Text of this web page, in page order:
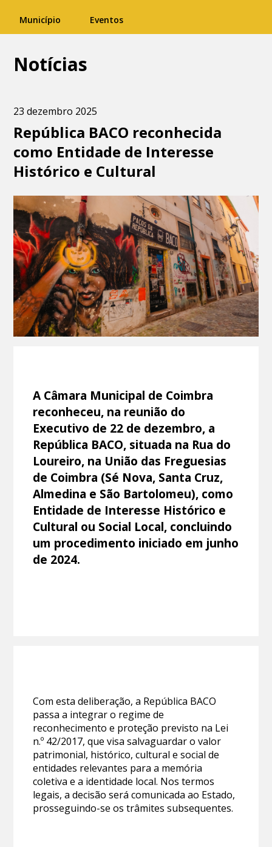
Município Eventos
Notícias
23 dezembro 2025
República BACO reconhecida
como Entidade de Interesse
Histórico e Cultural
A Câmara Municipal de Coimbra
reconheceu, na reunião do
Executivo de 22 de dezembro, a
República BACO, situada na Rua do
Loureiro, na União das Freguesias
de Coimbra (Sé Nova, Santa Cruz,
Almedina e São Bartolomeu), como
Entidade de Interesse Histórico e
Cultural ou Social Local, concluindo
um procedimento iniciado em junho
de 2024.
Com esta deliberação, a República BACO
passa a integrar o regime de
reconhecimento e proteção previsto na Lei
n.º 42/2017, que visa salvaguardar o valor
patrimonial, histórico, cultural e social de
entidades relevantes para a memória
coletiva e a identidade local. Nos termos
legais, a decisão será comunicada ao Estado,
prosseguindo-se os trâmites subsequentes.